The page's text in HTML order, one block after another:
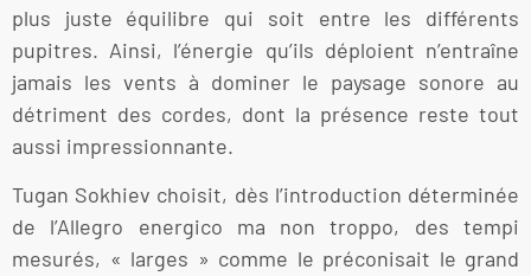
plus juste équilibre qui soit entre les différents
pupitres. Ainsi, l’énergie qu’ils déploient n’entraîne
jamais les vents à dominer le paysage sonore au
détriment des cordes, dont la présence reste tout
aussi impressionnante.
Tugan Sokhiev choisit, dès l’introduction déterminée
de l’Allegro energico ma non troppo, des tempi
mesurés, « larges » comme le préconisait le grand